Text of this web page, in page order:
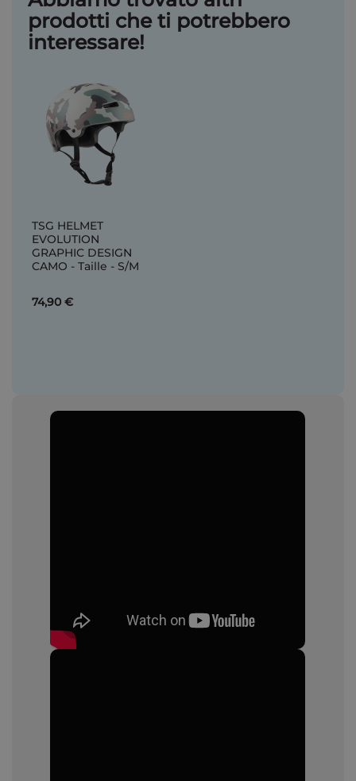
prodotti che ti potrebbero
interessare!
TSG HELMET
EVOLUTION
GRAPHIC DESIGN
CAMO - Taille - S/M
74,90 €